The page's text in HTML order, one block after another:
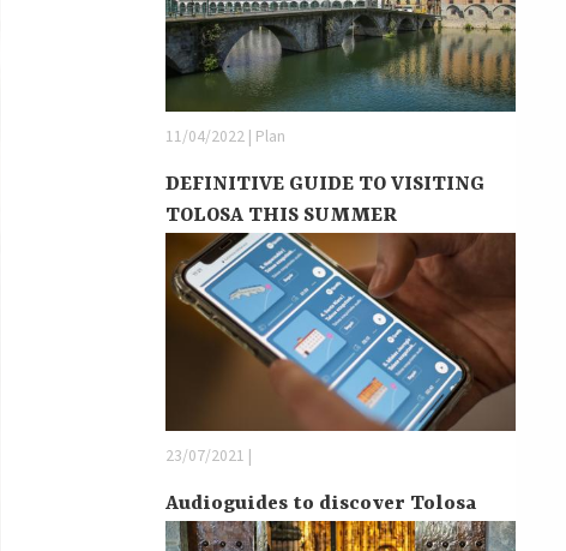
11/04/2022 | Plan
DEFINITIVE GUIDE TO VISITING
TOLOSA THIS SUMMER
23/07/2021 |
Audioguides to discover Tolosa